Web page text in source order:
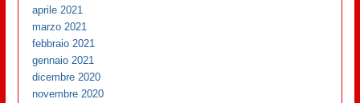
aprile 2021
marzo 2021
febbraio 2021
gennaio 2021
dicembre 2020
novembre 2020